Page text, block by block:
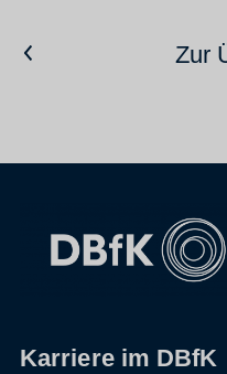
Vorheriger Artikel
Zur
Karriere im DBfK